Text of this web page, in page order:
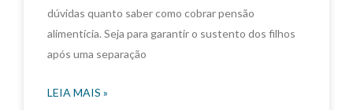
dúvidas quanto saber como cobrar pensão
alimentícia. Seja para garantir o sustento dos filhos
após uma separação
LEIA MAIS »